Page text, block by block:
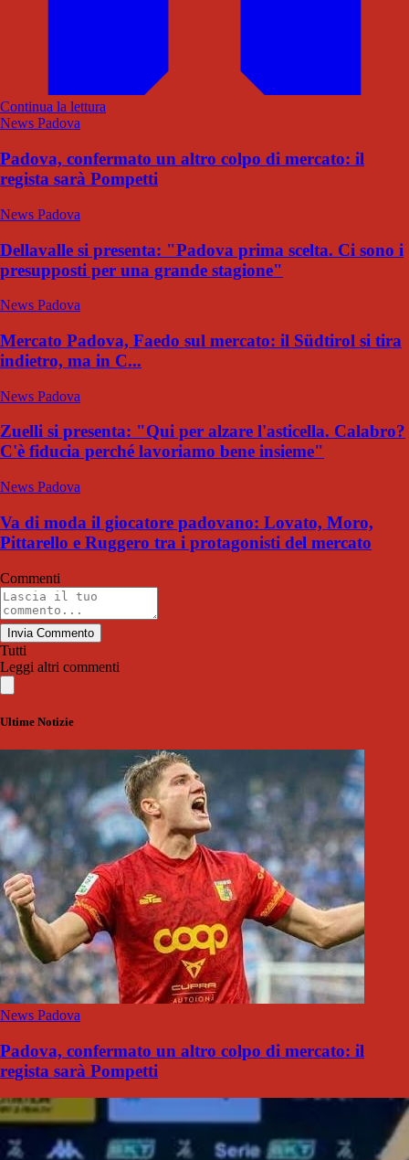
Continua la lettura
News Padova
Padova, confermato un altro colpo di mercato: il
regista sarà Pompetti
News Padova
Dellavalle si presenta: "Padova prima scelta. Ci sono i
presupposti per una grande stagione"
News Padova
Mercato Padova, Faedo sul mercato: il Südtirol si tira
indietro, ma in C...
News Padova
Zuelli si presenta: "Qui per alzare l'asticella. Calabro?
C'è fiducia perché lavoriamo bene insieme"
News Padova
Va di moda il giocatore padovano: Lovato, Moro,
Pittarello e Ruggero tra i protagonisti del mercato
Commenti
Invia Commento
Tutti
Leggi altri commenti
Ultime Notizie
News Padova
Padova, confermato un altro colpo di mercato: il
regista sarà Pompetti